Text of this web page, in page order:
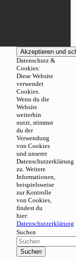
Datenschutz &
Cookies:
Diese Website
verwendet
Cookies.
Wenn du die
Website
weiterhin
nutzt, stimmst
du der
Verwendung
von Cookies
und unserer
Datenschutzerklärung
zu. Weitere
Informationen,
beispielsweise
zur Kontrolle
von Cookies,
findest du
hier:
Datenschutzerklärung
Suchen